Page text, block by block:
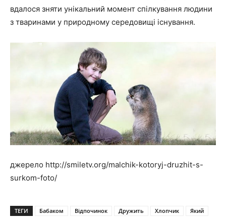
вдалося зняти унікальний момент спілкування людини
з тваринами у природному середовищі існування.
джерело http://smiletv.org/malchik-kotoryj-druzhit-s-
surkom-foto/
ТЕГИ Бабаком Відпочинок Дружить Хлопчик Який